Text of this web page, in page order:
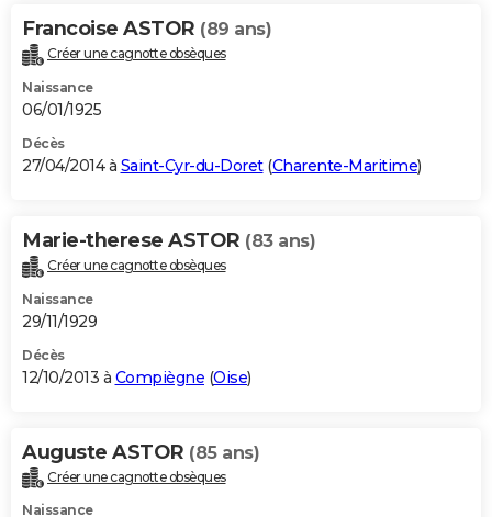
Francoise ASTOR (89 ans)
Créer une cagnotte obsèques
Naissance
06/01/1925
Décès
27/04/2014 à Saint-Cyr-du-Doret(Charente-Maritime)
Marie-therese ASTOR (83 ans)
Créer une cagnotte obsèques
Naissance
29/11/1929
Décès
12/10/2013 à Compiègne (Oise)
Auguste ASTOR (85 ans)
Créer une cagnotte obsèques
Naissance